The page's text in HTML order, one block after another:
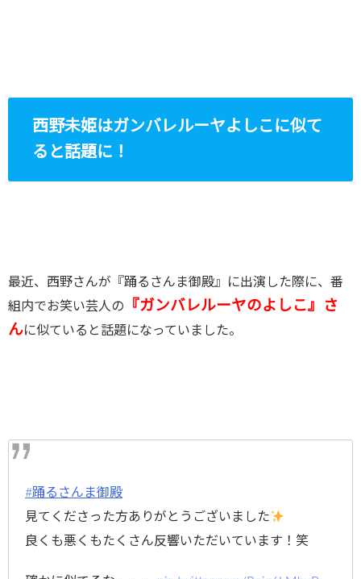
西野未姫はガンバレルーヤよしこに似て
ると話題に！
最近、西野さんが『踊るさんま御殿』に出演した際に、番
組内でお笑い芸人の
『ガンバレルーヤのよしこ』さ
んに似ていると話題になっていました。
#踊るさんま御殿
見てくださった方ありがとうございました
良くも悪くもたくさん反響いただいています！笑